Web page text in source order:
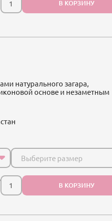
В КОРЗИНУ
натурального загара,
основе и незаметным
Выберите размер
В КОРЗИНУ